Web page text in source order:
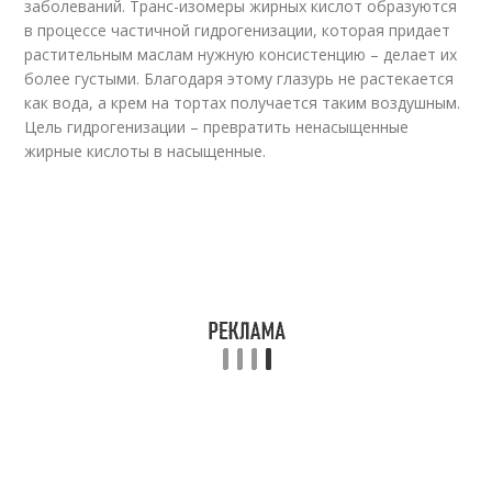
заболеваний. Транс-изомеры жирных кислот образуются
в процессе частичной гидрогенизации, которая придает
растительным маслам нужную консистенцию – делает их
более густыми. Благодаря этому глазурь не растекается
как вода, а крем на тортах получается таким воздушным.
Цель гидрогенизации – превратить ненасыщенные
жирные кислоты в насыщенные.